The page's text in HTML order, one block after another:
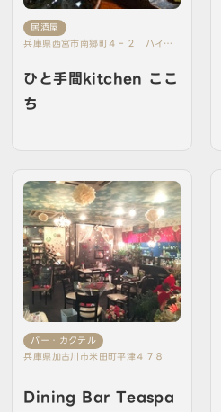
居酒屋
兵庫県西宮市南郷町４‐２ ハイツ
ひと手間kitchen ここ
ち
バー・カクテル
兵庫県加古川市米田町平津４７８
Dining Bar Teaspa